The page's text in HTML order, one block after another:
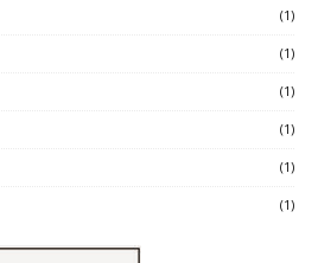
(1)
(1)
(1)
(1)
(1)
(1)